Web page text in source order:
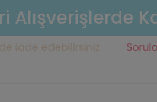
Alışverişlerde
edebilirsiniz Sorularınız